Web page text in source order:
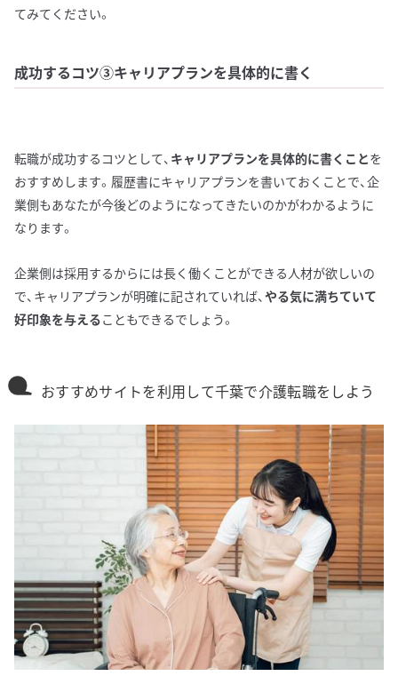
てみてください。
成功するコツ③キャリアプランを具体的に書く
転職が成功するコツとして、 キャリアプランを具体的に書くことを
おすすめします。履歴書にキャリアプランを書いておくことで、企
業側もあなたが今後どのようになってきたいのかがわかるように
なります。
企業側は採用するからには長く働くことができる人材が欲しいの
で、キャリアプランが明確に記されていれば、 やる気に満ちていて
好印象を与えることもできるでしょう。
おすすめサイトを利用して千葉で介護転職をしよう